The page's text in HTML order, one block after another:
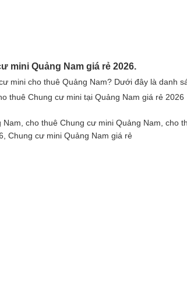
mini Quảng Nam giá rẻ 2026.
mini cho thuê Quảng Nam? Dưới đây là danh
thuê Chung cư mini tại Quảng Nam giá rẻ 2026
Nam, cho thuê Chung cư mini Quảng Nam, cho
Chung cư mini Quảng Nam giá rẻ